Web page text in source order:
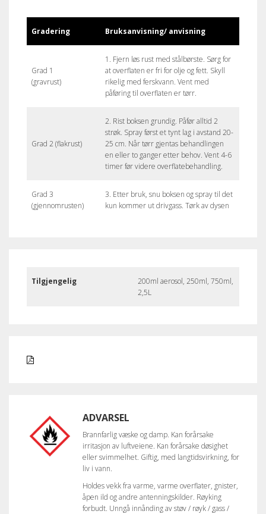
Gradering Bruksanvisning/ anvisning
Grad 1
(gravrust)
1. Fjern løs rust med stålbørste. Sørg for
at overflaten er fri for olje og fett. Skyll
rikelig med ferskvann. Vent med
påføring til overflaten er tørr.
Grad 2 (flakrust)
2. Rist boksen grundig. Påfør alltid 2
strøk. Spray først et tynt lag i avstand 20-
25 cm. Når tørr gjentas behandlingen
en eller to ganger etter behov. Vent 4-6
timer før videre overflatebehandling.
Grad 3
(gjennomrusten)
3. Etter bruk, snu boksen og spray til det
kun kommer ut drivgass. Tørk av dysen
Tilgjengelig
200ml aerosol, 250ml, 750ml,
2,5L
ADVARSEL
Brannfarlig væske og damp. Kan forårsake
irritasjon av luftveiene. Kan forårsake døsighet
eller svimmelhet. Giftig, med langtidsvirkning, for
liv i vann.
Holdes vekk fra varme, varme overflater, gnister,
åpen ild og andre antenningskilder. Røyking
forbudt. Unngå innånding av støv / røyk / gass /